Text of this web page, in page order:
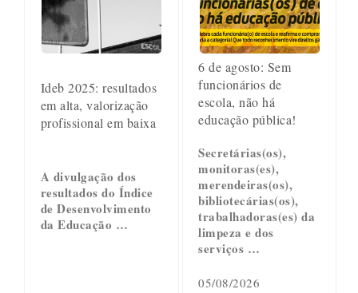
Ideb 2025: resultados
em alta, valorização
profissional em baixa
A divulgação dos
resultados do Índice
de Desenvolvimento
da Educação …
6 de agosto: Sem
funcionários de
escola, não há
educação pública!
Secretárias(os),
monitoras(es),
merendeiras(os),
bibliotecárias(os),
trabalhadoras(es) da
limpeza e dos
serviços …
05/08/2026